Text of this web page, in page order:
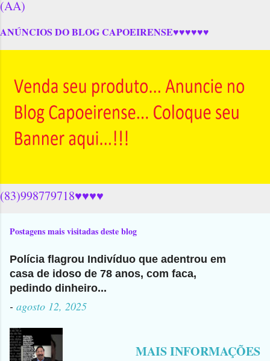
(AA)
ANÚNCIOS DO BLOG CAPOEIRENSE♥♥♥♥♥♥
(83)998779718♥♥♥♥
Postagens mais visitadas deste blog
Polícia flagrou Indivíduo que adentrou em
casa de idoso de 78 anos, com faca,
pedindo dinheiro...
- agosto 12, 2025
MAIS INFORMAÇÕES